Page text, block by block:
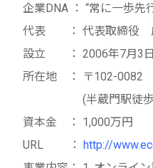
企業DNA ： “常に一歩先
代表 ： 代表取締役
設立 ： 2006年7月3日
所在地 ： 〒102-0082
(半蔵門駅徒歩
資本金 ： 1,000万円
URL ： http://